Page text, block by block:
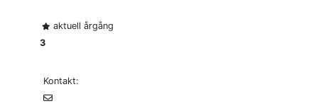
aktuell årgång
3
Kontakt: